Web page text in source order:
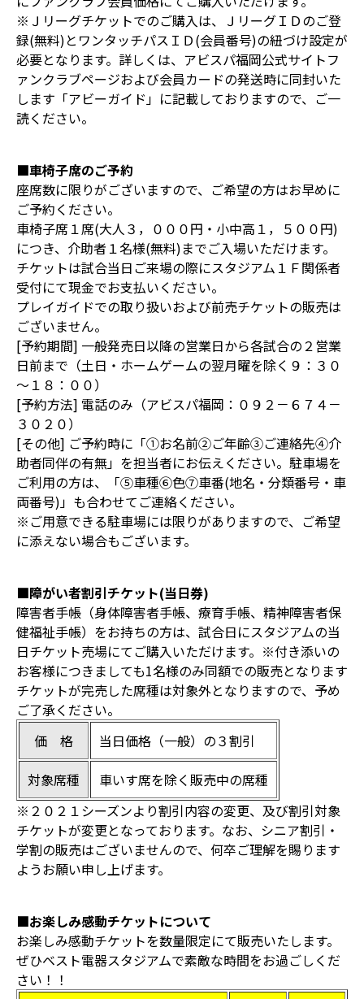
※Ｊリーグチケットでのご購入は、ＪリーグＩＤのご登
録(無料)とワンタッチパスＩＤ(会員番号)の紐づけ設定が
必要となります。詳しくは、アビスパ福岡公式サイトフ
ァンクラブページおよび会員カードの発送時に同封いた
します「アビーガイド」に記載しておりますので、ご一
読ください。
■車椅子席のご予約
座席数に限りがございますので、ご希望の方はお早めに
ご予約ください。
車椅子席１席(大人３，０００円・小中高１，５００円)
につき、介助者１名様(無料)までご入場いただけます。
チケットは試合当日ご来場の際にスタジアム１Ｆ関係者
受付にて現金でお支払いください。
プレイガイドでの取り扱いおよび前売チケットの販売は
ございません。
[予約期間] 一般発売日以降の営業日から各試合の２営業
日前まで（土日・ホームゲームの翌月曜を除く９：３０
～１８：００）
[予約方法] 電話のみ（アビスパ福岡：０９２－６７４－
３０２０）
[その他] ご予約時に「①お名前②ご年齢③ご連絡先④介
助者同伴の有無」を担当者にお伝えください。駐車場を
ご利用の方は、「⑤車種⑥色⑦車番(地名・分類番号・車
両番号)」も合わせてご連絡ください。
※ご用意できる駐車場には限りがありますので、ご希望
に添えない場合もございます。
■障がい者割引チケット(当日券)
障害者手帳（身体障害者手帳、療育手帳、精神障害者保
健福祉手帳）をお持ちの方は、試合日にスタジアムの当
日チケット売場にてご購入いただけます。※付き添いの
お客様につきましても1名様のみ同額での販売となります
チケットが完売した席種は対象外となりますので、予め
ご了承ください。
価 格
当日価格（一般）の３割引
対象席種
車いす席を除く販売中の席種
※２０２１シーズンより割引内容の変更、及び割引対象
チケットが変更となっております。なお、シニア割引・
学割の販売はございませんので、何卒ご理解を賜ります
ようお願い申し上げます。
■お楽しみ感動チケットについて
お楽しみ感動チケットを数量限定にて販売いたします。
ぜひベスト電器スタジアムで素敵な時間をお過ごしくだ
さい！！